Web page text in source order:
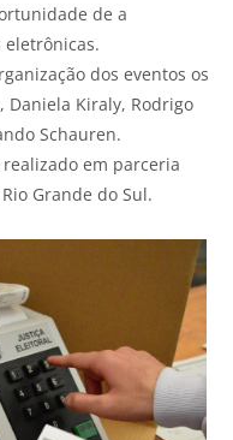
de a
dos eventos os
Daniela Kiraly, Rodrigo
Schauren.
em parceria
Grande do Sul.